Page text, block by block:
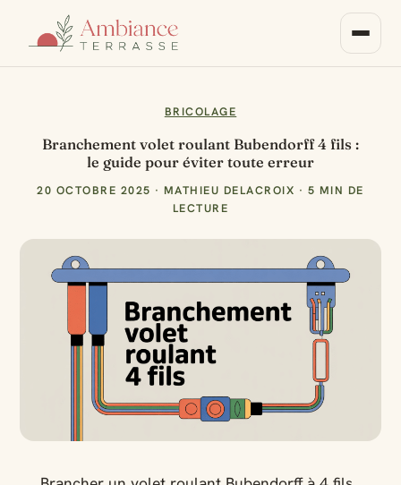
BRICOLAGE
Branchement volet roulant Bubendorff 4 fils :
le guide pour éviter toute erreur
20 OCTOBRE 2025 · MATHIEU DELACROIX · 5 MIN DE
LECTURE